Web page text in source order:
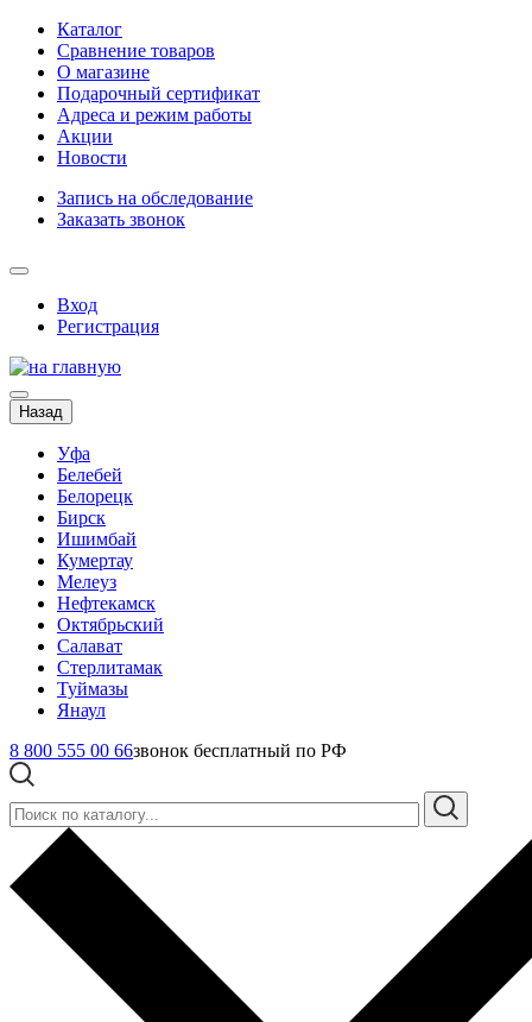
Каталог
Сравнение товаров
О магазине
Подарочный сертификат
Адреса и режим работы
Акции
Новости
Запись на обследование
Заказать звонок
Вход
Регистрация
Назад
Уфа
Белебей
Белорецк
Бирск
Ишимбай
Кумертау
Мелеуз
Нефтекамск
Октябрьский
Салават
Стерлитамак
Туймазы
Янаул
8 800 555 00 66звонок бесплатный по РФ